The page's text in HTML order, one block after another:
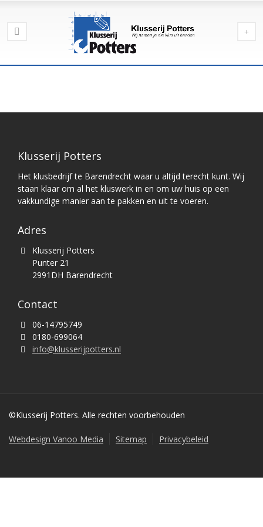
Klusserij Potters
Het klusbedrijf te Barendrecht waar u altijd terecht kunt. Wij
staan klaar om al het kluswerk in en om uw huis op een
vakkundige manier aan te pakken en uit te voeren.
Adres
Klusserij Potters
Punter 21
2991DH Barendrecht
Contact
06-14795749
0180-699064
info@klusserijpotters.nl
©Klusserij Potters. Alle rechten voorbehouden
Webdesign Vanoo Media Sitemap Privacybeleid